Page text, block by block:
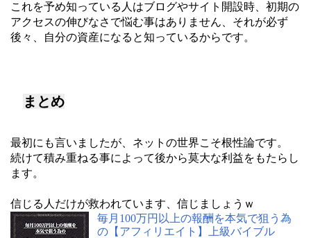
これを予め知っている人はブログやサイト開設時、初期の
アクセスの伸びなさで悩む事はありません、それが必ず
後々、自分の資産になると知っているからです。
まとめ
最初にも言いましたが、ネットの世界こそ根性論です。
続けて積み重ねる事によって後から莫大な利益をもたらし
ます。
信じる人だけが救われています、信じましょうｗ
毎月100万円以上の報酬を本気で狙う為
の【アフィリエイト】上級バイブル